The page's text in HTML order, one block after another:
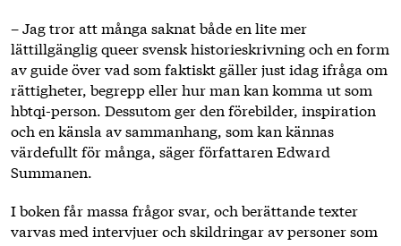
– Jag tror att många saknat både en lite mer
lättillgänglig queer svensk historieskrivning och en form
av guide över vad som faktiskt gäller just idag ifråga om
rättigheter, begrepp eller hur man kan komma ut som
hbtqi-person. Dessutom ger den förebilder, inspiration
och en känsla av sammanhang, som kan kännas
värdefullt för många, säger författaren Edward
Summanen.
I boken får massa frågor svar, och berättande texter
varvas med intervjuer och skildringar av personer som